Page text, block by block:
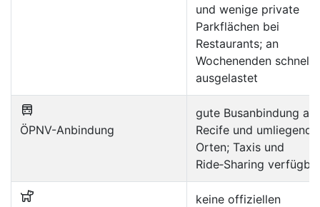
und wenige private
Parkflächen bei
Restaurants; an
Wochenenden schnell
ausgelastet
ÖPNV-Anbindung
gute Busanbindung
Recife und
Orten; Taxis und
Ride‑Sharing
keine offiziellen